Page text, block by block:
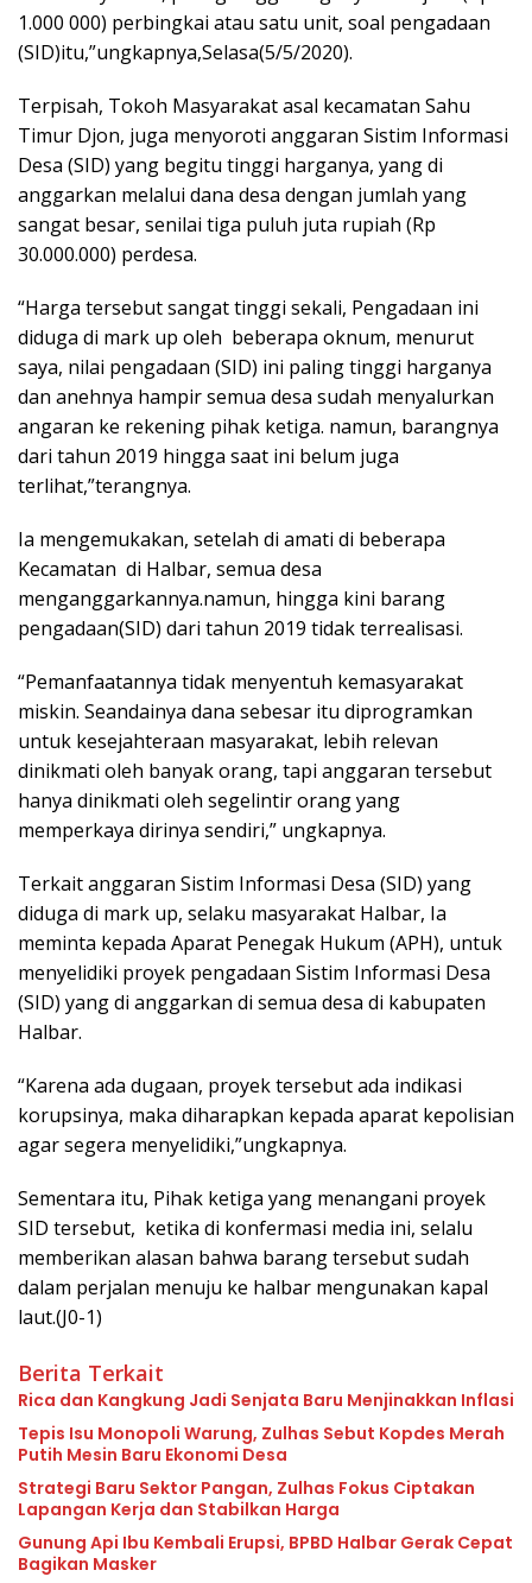
1.000 000) perbingkai atau satu unit, soal pengadaan
(SID)itu,”ungkapnya,Selasa(5/5/2020).
Terpisah, Tokoh Masyarakat asal kecamatan Sahu
Timur Djon, juga menyoroti anggaran Sistim Informasi
Desa (SID) yang begitu tinggi harganya, yang di
anggarkan melalui dana desa dengan jumlah yang
sangat besar, senilai tiga puluh juta rupiah (Rp
30.000.000) perdesa.
“Harga tersebut sangat tinggi sekali, Pengadaan ini
diduga di mark up oleh beberapa oknum, menurut
saya, nilai pengadaan (SID) ini paling tinggi harganya
dan anehnya hampir semua desa sudah menyalurkan
angaran ke rekening pihak ketiga. namun, barangnya
dari tahun 2019 hingga saat ini belum juga
terlihat,”terangnya.
Ia mengemukakan, setelah di amati di beberapa
Kecamatan di Halbar, semua desa
menganggarkannya.namun, hingga kini barang
pengadaan(SID) dari tahun 2019 tidak terrealisasi.
“Pemanfaatannya tidak menyentuh kemasyarakat
miskin. Seandainya dana sebesar itu diprogramkan
untuk kesejahteraan masyarakat, lebih relevan
dinikmati oleh banyak orang, tapi anggaran tersebut
hanya dinikmati oleh segelintir orang yang
memperkaya dirinya sendiri,” ungkapnya.
Terkait anggaran Sistim Informasi Desa (SID) yang
diduga di mark up, selaku masyarakat Halbar, Ia
meminta kepada Aparat Penegak Hukum (APH), untuk
menyelidiki proyek pengadaan Sistim Informasi Desa
(SID) yang di anggarkan di semua desa di kabupaten
Halbar.
“Karena ada dugaan, proyek tersebut ada indikasi
korupsinya, maka diharapkan kepada aparat kepolisian
agar segera menyelidiki,”ungkapnya.
Sementara itu, Pihak ketiga yang menangani proyek
SID tersebut, ketika di konfermasi media ini, selalu
memberikan alasan bahwa barang tersebut sudah
dalam perjalan menuju ke halbar mengunakan kapal
laut.(J0-1)
Berita Terkait
Rica dan Kangkung Jadi Senjata Baru Menjinakkan Inflasi
Tepis Isu Monopoli Warung, Zulhas Sebut Kopdes Merah
Putih Mesin Baru Ekonomi Desa
Strategi Baru Sektor Pangan, Zulhas Fokus Ciptakan
Lapangan Kerja dan Stabilkan Harga
Gunung Api Ibu Kembali Erupsi, BPBD Halbar Gerak Cepat
Bagikan Masker